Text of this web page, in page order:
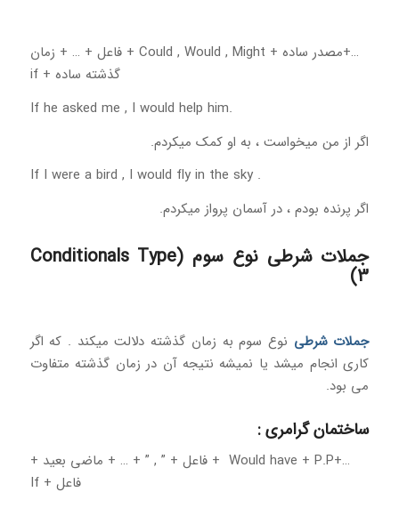
…+مصدر ساده + Could , Would , Might + فاعل + … + زمان
گذشته ساده + if
If he asked me , I would help him.
اگر از من میخواست ، به او کمک میکردم.
If I were a bird , I would fly in the sky .
اگر پرنده بودم ، در آسمان پرواز میکردم.
جملات شرطی نوع سوم (Conditionals Type
3)
جملات شرطی نوع سوم به زمان گذشته دلالت میکند . که اگر
کاری انجام میشد یا نمیشه نتیجه آن در زمان گذشته متفاوت
می بود.
ساختمان گرامری :
…+Would have + P.P + فاعل + ” , ” + … + ماضی بعید +
فاعل + If